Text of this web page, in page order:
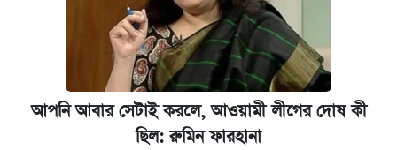
আপনি আবার সেটাই করলে, আওয়ামী লীগের দোষ কী
ছিল: রুমিন ফারহানা